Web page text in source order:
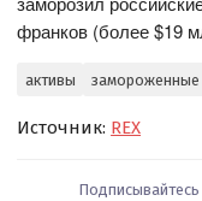
франков (более $19
активы замороженные
Источник: REX